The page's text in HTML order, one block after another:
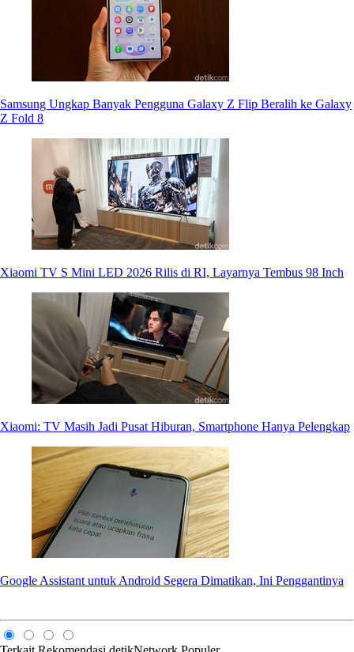
Samsung Ungkap Banyak Pengguna Galaxy Z Flip Beralih ke Galaxy
Z Fold 8
Xiaomi TV S Mini LED 2026 Rilis di RI, Layarnya Tembus 98 Inch
Xiaomi: TV Masih Jadi Pusat Hiburan, Smartphone Hanya Pelengkap
Google Assistant untuk Android Segera Dimatikan, Ini Penggantinya